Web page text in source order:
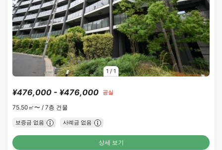
1 / 1
¥476,000 - ¥476,000 공실
75.50㎡〜 / 7층 건물
보증금 없음 사례금 없음
상세 보기